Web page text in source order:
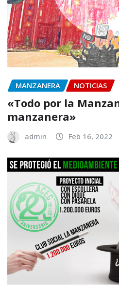
MANZANERA NOTICIAS
«Todo por la
manzanera»
admin Feb 16, 2022